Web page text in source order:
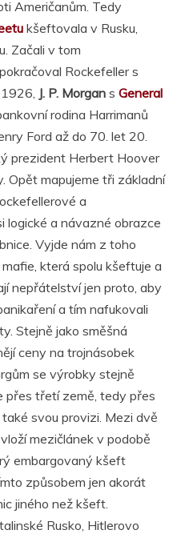
Američanům. Tedy
kšeftovala v Rusku,
Začali v tom
Rockefeller s
J. P. Morgan s General
rodina Harrimanů
Ford až do 70. let 20.
prezident Herbert Hoover
Opět mapujeme tři základní
a
logické a návazné obrazce
Vyjde nám z toho
která spolu kšeftuje a
nepřátelství jen proto, aby
a tím nafukovali
Stejně jako směšná
ceny na trojnásobek
se výrobky stejně
přes třetí země, tedy přes
svou provizi. Mezi dvě
mezičlánek v podobě
embargovaný kšeft
způsobem jen akorát
jiného než kšeft.
Rusko, Hitlerovo